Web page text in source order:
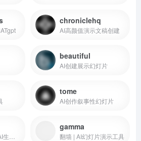
chroniclehq
AI高颜值演示文稿创建
beautiful
AI创建展示幻灯片
tome
AI创作叙事性幻灯片
gamma
翻墙 | AI幻灯片演示工具